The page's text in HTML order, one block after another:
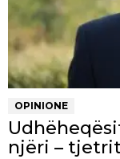
OPINIONE
njëri –